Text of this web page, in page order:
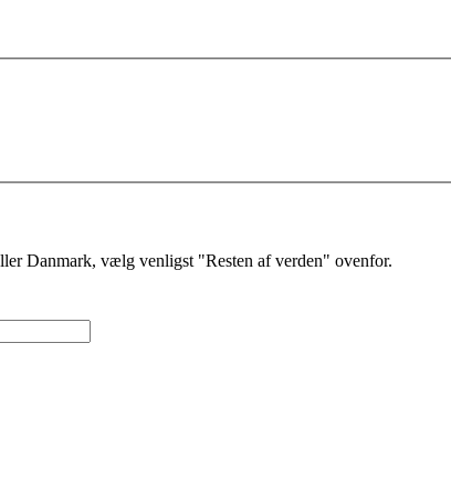
Danmark, vælg venligst "Resten af verden" ovenfor.